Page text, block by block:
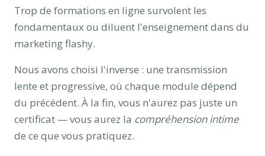
Trop de formations en ligne survolent les
fondamentaux ou diluent l'enseignement dans du
marketing flashy.
Nous avons choisi l'inverse : une transmission
lente et progressive, où chaque module dépend
du précédent. À la fin, vous n'aurez pas juste un
certificat — vous aurez la compréhension intime
de ce que vous pratiquez.